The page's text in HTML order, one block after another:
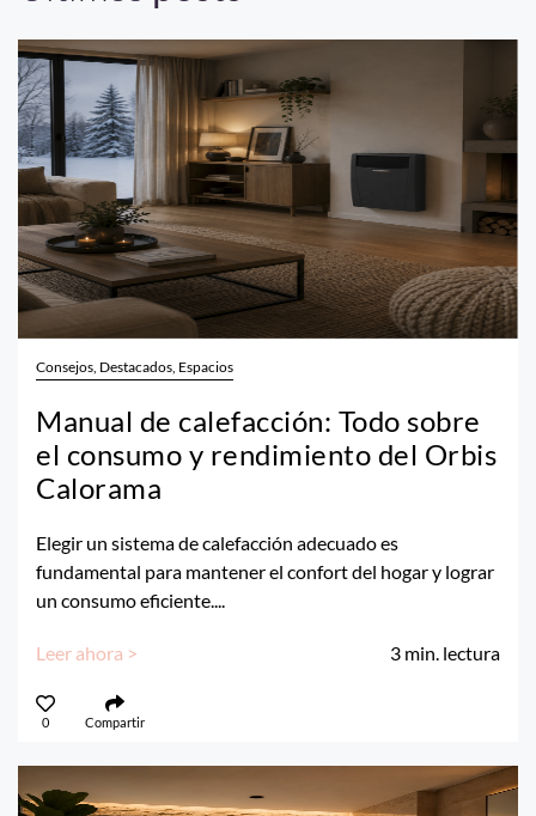
Consejos, Destacados, Espacios
Manual de calefacción: Todo sobre
el consumo y rendimiento del Orbis
Calorama
Elegir un sistema de calefacción adecuado es
fundamental para mantener el confort del hogar y lograr
un consumo eficiente....
Leer ahora > 3 min. lectura
0 Compartir